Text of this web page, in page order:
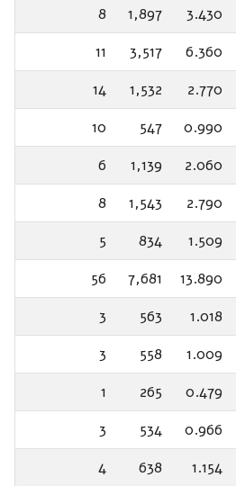
3.430
1,897
8
6.360
3,517
11
2.770
1,532
14
0.990
547
10
2.060
1,139
6
2.790
1,543
8
1.509
834
5
13.890
7,681
56
1.018
563
3
1.009
558
3
0.479
265
1
0.966
534
3
1.154
638
4